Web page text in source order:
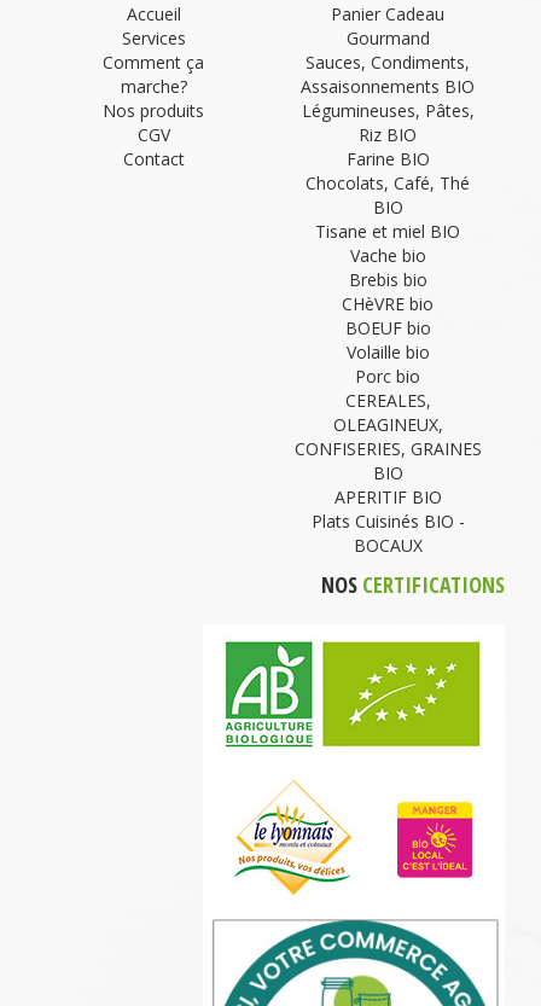
Accueil
Services
Comment ça
marche?
Nos produits
CGV
Contact
Panier Cadeau
Gourmand
Sauces, Condiments,
Assaisonnements BIO
Légumineuses, Pâtes,
Riz BIO
Farine BIO
Chocolats, Café, Thé
BIO
Tisane et miel BIO
Vache bio
Brebis bio
CHèVRE bio
BOEUF bio
Volaille bio
Porc bio
CEREALES,
OLEAGINEUX,
CONFISERIES, GRAINES
BIO
APERITIF BIO
Plats Cuisinés BIO -
BOCAUX
NOS CERTIFICATIONS